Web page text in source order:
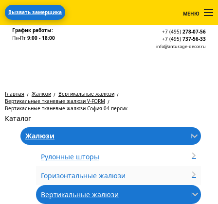
Вызвать замерщика МЕНЮ
График работы:
Пн-Пт 9:00 - 18:00
+7 (495) 278-07-56
+7 (495) 737-56-33
info@anturage-decor.ru
Главная Жалюзи
Вертикальные жалюзи
Вертикальные тканевые жалюзи V-FORM
Вертикальные тканевые жалюзи София 04 персик
Каталог
Жалюзи
Рулонные шторы
Горизонтальные жалюзи
Вертикальные жалюзи